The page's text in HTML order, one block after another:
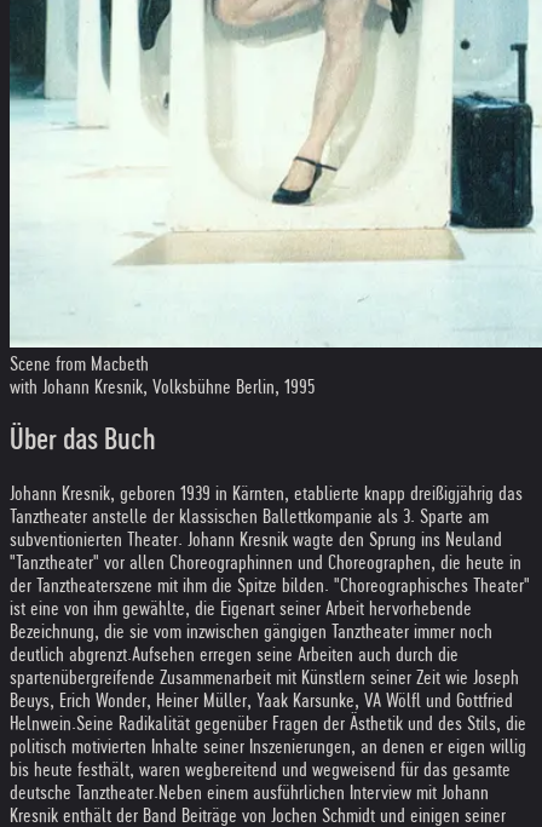
Scene from Macbeth
with Johann Kresnik, Volksbühne Berlin, 1995
Über das Buch
Johann Kresnik, geboren 1939 in Kärnten, etablierte knapp dreißigjährig das
Tanztheater anstelle der klassischen Ballettkompanie als 3. Sparte am
subventionierten Theater. Johann Kresnik wagte den Sprung ins Neuland
"Tanztheater" vor allen Choreographinnen und Choreographen, die heute in
der Tanztheaterszene mit ihm die Spitze bilden. "Choreographisches Theater"
ist eine von ihm gewählte, die Eigenart seiner Arbeit hervorhebende
Bezeichnung, die sie vom inzwischen gängigen Tanztheater immer noch
deutlich abgrenzt.Aufsehen erregen seine Arbeiten auch durch die
spartenübergreifende Zusammenarbeit mit Künstlern seiner Zeit wie Joseph
Beuys, Erich Wonder, Heiner Müller, Yaak Karsunke, VA Wölfl und Gottfried
Helnwein.Seine Radikalität gegenüber Fragen der Ästhetik und des Stils, die
politisch motivierten Inhalte seiner Inszenierungen, an denen er eigen willig
bis heute festhält, waren wegbereitend und wegweisend für das gesamte
deutsche Tanztheater.Neben einem ausführlichen Interview mit Johann
Kresnik enthält der Band Beiträge von Jochen Schmidt und einigen seiner